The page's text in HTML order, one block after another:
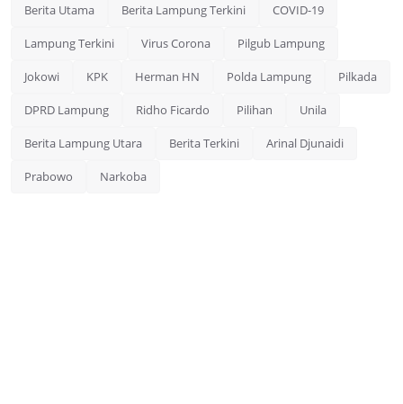
Berita Utama Berita Lampung Terkini COVID-19
Lampung Terkini Virus Corona Pilgub Lampung
Jokowi KPK Herman HN Polda Lampung Pilkada
DPRD Lampung Ridho Ficardo Pilihan Unila
Berita Lampung Utara Berita Terkini Arinal Djunaidi
Prabowo Narkoba